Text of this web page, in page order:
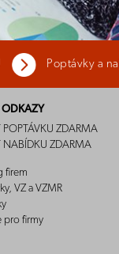
Poptávky a
ODKAZY
POPTÁVKU ZDARMA
NABÍDKU ZDARMA
firem
VZ a VZMR
pro firmy